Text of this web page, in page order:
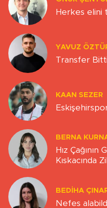
Herkes elini
YAVUZ
Transfer
KAAN SEZER
BERNA
Hız Çağının
Kıskacında
BEDIHA
Nefes